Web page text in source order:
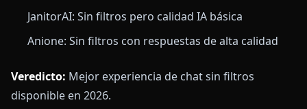
JanitorAI: Sin filtros pero calidad IA básica
Anione: Sin filtros con respuestas de alta calidad
Veredicto: Mejor experiencia de chat sin filtros
disponible en 2026.